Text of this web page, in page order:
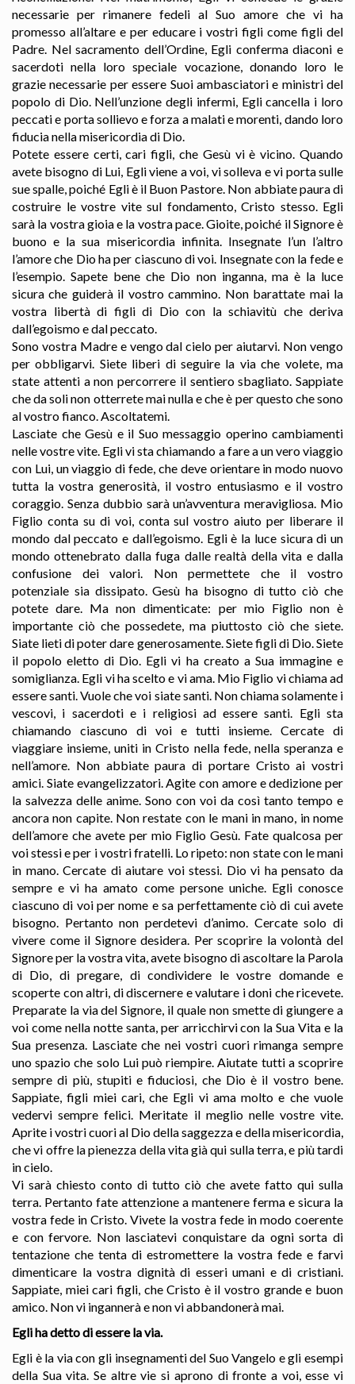
necessarie per rimanere fedeli al Suo amore che vi ha
promesso all’altare e per educare i vostri figli come figli del
Padre. Nel sacramento dell’Ordine, Egli conferma diaconi e
sacerdoti nella loro speciale vocazione, donando loro le
grazie necessarie per essere Suoi ambasciatori e ministri del
popolo di Dio. Nell’unzione degli infermi, Egli cancella i loro
peccati e porta sollievo e forza a malati e morenti, dando loro
fiducia nella misericordia di Dio.
Potete essere certi, cari figli, che Gesù vi è vicino. Quando
avete bisogno di Lui, Egli viene a voi, vi solleva e vi porta sulle
sue spalle, poiché Egli è il Buon Pastore. Non abbiate paura di
costruire le vostre vite sul fondamento, Cristo stesso. Egli
sarà la vostra gioia e la vostra pace. Gioite, poiché il Signore è
buono e la sua misericordia infinita. Insegnate l’un l’altro
l’amore che Dio ha per ciascuno di voi. Insegnate con la fede e
l’esempio. Sapete bene che Dio non inganna, ma è la luce
sicura che guiderà il vostro cammino. Non barattate mai la
vostra libertà di figli di Dio con la schiavitù che deriva
dall’egoismo e dal peccato.
Sono vostra Madre e vengo dal cielo per aiutarvi. Non vengo
per obbligarvi. Siete liberi di seguire la via che volete, ma
state attenti a non percorrere il sentiero sbagliato. Sappiate
che da soli non otterrete mai nulla e che è per questo che sono
al vostro fianco. Ascoltatemi.
Lasciate che Gesù e il Suo messaggio operino cambiamenti
nelle vostre vite. Egli vi sta chiamando a fare a un vero viaggio
con Lui, un viaggio di fede, che deve orientare in modo nuovo
tutta la vostra generosità, il vostro entusiasmo e il vostro
coraggio. Senza dubbio sarà un’avventura meravigliosa. Mio
Figlio conta su di voi, conta sul vostro aiuto per liberare il
mondo dal peccato e dall’egoismo. Egli è la luce sicura di un
mondo ottenebrato dalla fuga dalle realtà della vita e dalla
confusione dei valori. Non permettete che il vostro
potenziale sia dissipato. Gesù ha bisogno di tutto ciò che
potete dare. Ma non dimenticate: per mio Figlio non è
importante ciò che possedete, ma piuttosto ciò che siete.
Siate lieti di poter dare generosamente. Siete figli di Dio. Siete
il popolo eletto di Dio. Egli vi ha creato a Sua immagine e
somiglianza. Egli vi ha scelto e vi ama. Mio Figlio vi chiama ad
essere santi. Vuole che voi siate santi. Non chiama solamente i
vescovi, i sacerdoti e i religiosi ad essere santi. Egli sta
chiamando ciascuno di voi e tutti insieme. Cercate di
viaggiare insieme, uniti in Cristo nella fede, nella speranza e
nell’amore. Non abbiate paura di portare Cristo ai vostri
amici. Siate evangelizzatori. Agite con amore e dedizione per
la salvezza delle anime. Sono con voi da così tanto tempo e
ancora non capite. Non restate con le mani in mano, in nome
dell’amore che avete per mio Figlio Gesù. Fate qualcosa per
voi stessi e per i vostri fratelli. Lo ripeto: non state con le mani
in mano. Cercate di aiutare voi stessi. Dio vi ha pensato da
sempre e vi ha amato come persone uniche. Egli conosce
ciascuno di voi per nome e sa perfettamente ciò di cui avete
bisogno. Pertanto non perdetevi d’animo. Cercate solo di
vivere come il Signore desidera. Per scoprire la volontà del
Signore per la vostra vita, avete bisogno di ascoltare la Parola
di Dio, di pregare, di condividere le vostre domande e
scoperte con altri, di discernere e valutare i doni che ricevete.
Preparate la via del Signore, il quale non smette di giungere a
voi come nella notte santa, per arricchirvi con la Sua Vita e la
Sua presenza. Lasciate che nei vostri cuori rimanga sempre
uno spazio che solo Lui può riempire. Aiutate tutti a scoprire
sempre di più, stupiti e fiduciosi, che Dio è il vostro bene.
Sappiate, figli miei cari, che Egli vi ama molto e che vuole
vedervi sempre felici. Meritate il meglio nelle vostre vite.
Aprite i vostri cuori al Dio della saggezza e della misericordia,
che vi offre la pienezza della vita già qui sulla terra, e più tardi
in cielo.
Vi sarà chiesto conto di tutto ciò che avete fatto qui sulla
terra. Pertanto fate attenzione a mantenere ferma e sicura la
vostra fede in Cristo. Vivete la vostra fede in modo coerente
e con fervore. Non lasciatevi conquistare da ogni sorta di
tentazione che tenta di estromettere la vostra fede e farvi
dimenticare la vostra dignità di esseri umani e di cristiani.
Sappiate, miei cari figli, che Cristo è il vostro grande e buon
amico. Non vi ingannerà e non vi abbandonerà mai.
Egli ha detto di essere la via.
Egli è la via con gli insegnamenti del Suo Vangelo e gli esempi
della Sua vita. Se altre vie si aprono di fronte a voi, esse vi